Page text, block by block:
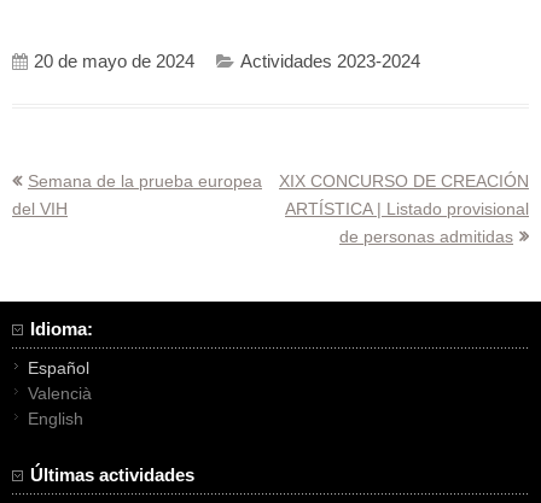
20 de mayo de 2024 Actividades 2023-2024
Navegación
de
Semana de la prueba europea
del VIH
XIX CONCURSO DE CREACIÓN
ARTÍSTICA | Listado provisional
de personas admitidas
Idioma:
Español
Valencià
English
Últimas actividades